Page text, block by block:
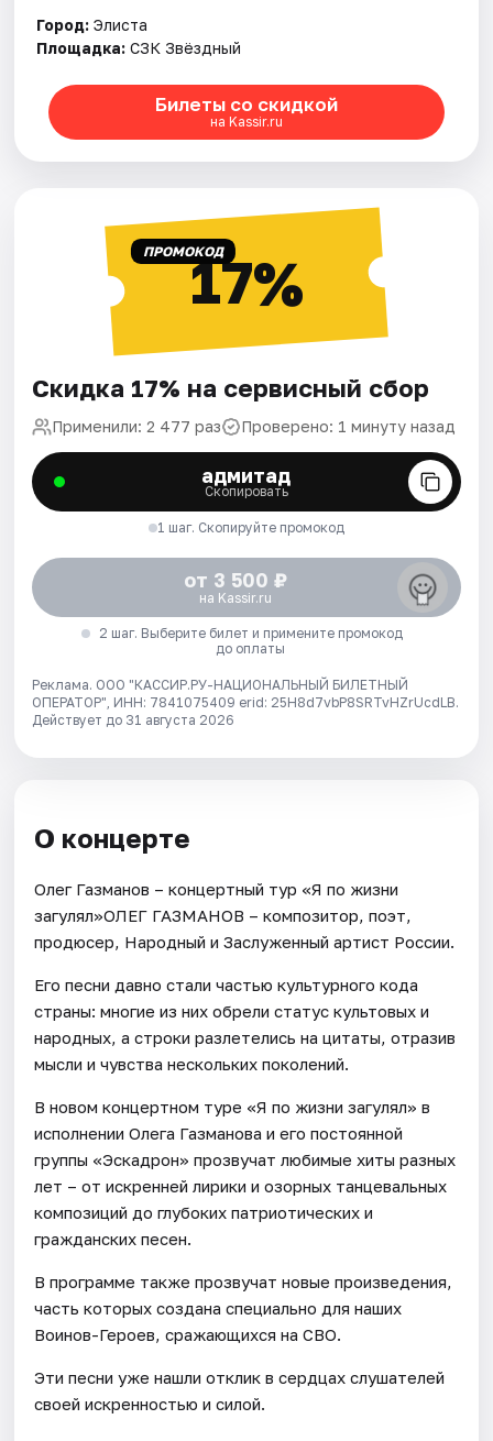
Город: Элиста
Площадка: СЗК Звёздный
Билеты со скидкой
на Kassir.ru
ПРОМОКОД17%
Скидка 17% на сервисный сбор
Применили: 2 477 раз Проверено: 1 минуту назад
адмитад
Скопировать
1 шаг. Скопируйте промокод
от 3 500 ₽
на Kassir.ru
2 шаг. Выберите билет и примените промокод
до оплаты
Реклама. ООО "КАССИР.РУ-НАЦИОНАЛЬНЫЙ БИЛЕТНЫЙ
ОПЕРАТОР", ИНН: 7841075409 erid: 25H8d7vbP8SRTvHZrUcdLB.
Действует до 31 августа 2026
О концерте
Олег Газманов – концертный тур «Я по жизни
загулял»ОЛЕГ ГАЗМАНОВ – композитор, поэт,
продюсер, Народный и Заслуженный артист России.
Его песни давно стали частью культурного кода
страны: многие из них обрели статус культовых и
народных, а строки разлетелись на цитаты, отразив
мысли и чувства нескольких поколений.
В новом концертном туре «Я по жизни загулял» в
исполнении Олега Газманова и его постоянной
группы «Эскадрон» прозвучат любимые хиты разных
лет – от искренней лирики и озорных танцевальных
композиций до глубоких патриотических и
гражданских песен.
В программе также прозвучат новые произведения,
часть которых создана специально для наших
Воинов-Героев, сражающихся на СВО.
Эти песни уже нашли отклик в сердцах слушателей
своей искренностью и силой.